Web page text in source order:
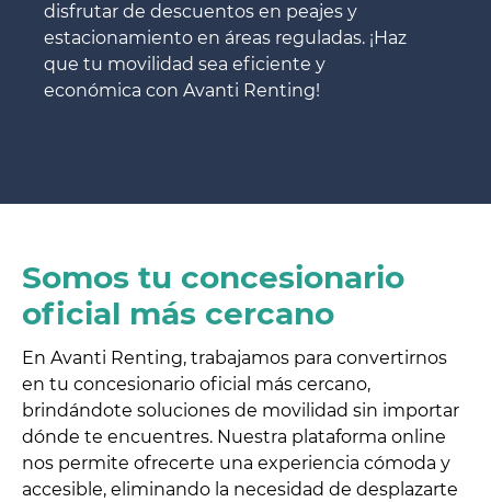
disfrutar de descuentos en peajes y
estacionamiento en áreas reguladas. ¡Haz
que tu movilidad sea eficiente y
económica con Avanti Renting!
Somos tu concesionario
oficial más cercano
En Avanti Renting, trabajamos para convertirnos
en tu concesionario oficial más cercano,
brindándote soluciones de movilidad sin importar
dónde te encuentres. Nuestra plataforma online
nos permite ofrecerte una experiencia cómoda y
accesible, eliminando la necesidad de desplazarte